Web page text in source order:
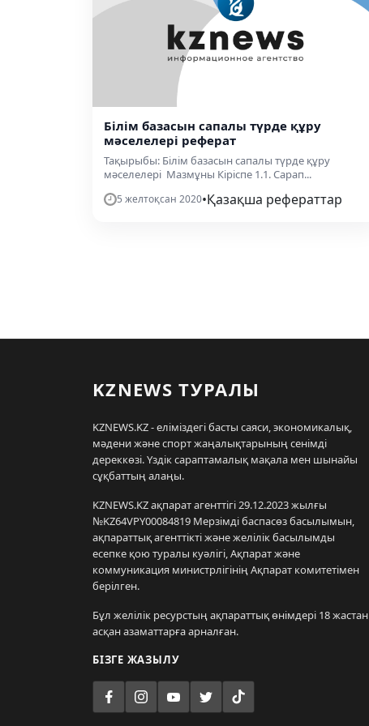
Білім базасын сапалы түрде құру
мәселелері реферат
Тақырыбы: Білім базасын сапалы түрде құру
мәселелері Мазмұны Кіріспе 1.1. Сарап...
5 желтоқсан 2020•Қазақша рефераттар
KZNEWS ТУРАЛЫ
KZNEWS.KZ - еліміздегі басты саяси, экономикалық,
мәдени және спорт жаңалықтарының сенімді
дереккөзі. Үздік сараптамалық мақала мен шынайы
сұқбаттың алаңы.
KZNEWS.KZ ақпарат агенттігі 29.12.2023 жылғы
№KZ64VPY00084819 Мерзімді баспасөз басылымын,
ақпараттық агенттікті және желілік басылымды
есепке қою туралы куәлігі, Ақпарат және
коммуникация министрлігінің Ақпарат комитетімен
берілген.
Бұл желілік ресурстың ақпараттық өнімдері 18 жастан
асқан азаматтарға арналған.
БІЗГЕ ЖАЗЫЛУ